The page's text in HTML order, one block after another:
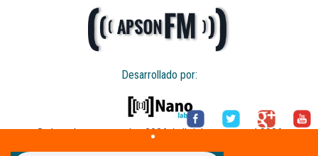
Desarrollado por:
© derechos reservados 2026 / all rights reserved 2026